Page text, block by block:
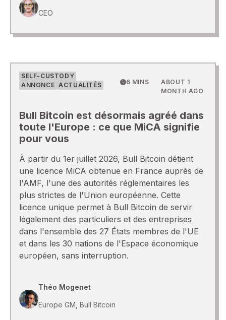
CEO
SELF-CUSTODY
ANNONCE ACTUALITÉS 6 MINS
ABOUT 1
MONTH AGO
Bull Bitcoin est désormais agréé dans
toute l'Europe : ce que MiCA signifie
pour vous
À partir du 1er juillet 2026, Bull Bitcoin détient
une licence MiCA obtenue en France auprès de
l'AMF, l'une des autorités réglementaires les
plus strictes de l'Union européenne. Cette
licence unique permet à Bull Bitcoin de servir
légalement des particuliers et des entreprises
dans l'ensemble des 27 États membres de l'UE
et dans les 30 nations de l'Espace économique
européen, sans interruption.
Théo Mogenet
Europe GM, Bull Bitcoin